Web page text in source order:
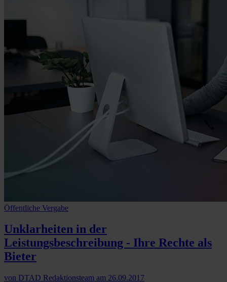
Öffentliche Vergabe
Unklarheiten in der
Leistungsbeschreibung - Ihre Rechte als
Bieter
von DTAD Redaktionsteam am 26.09.2017